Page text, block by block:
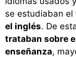
se estudiaban el
el inglés. De
trataban sobre
enseñanza,